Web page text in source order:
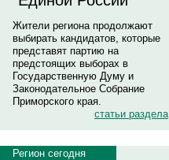
Жители региона продолжают
выбирать кандидатов, которые
представят партию на
предстоящих выборах в
Государственную Думу и
Законодательное Собрание
Приморского края.
статьи раздела
Регион сегодня